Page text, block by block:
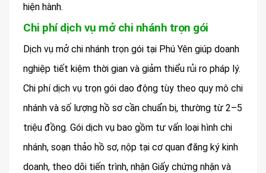
hiện hành.
Chi phí dịch vụ mở chi nhánh trọn gói
Dịch vụ mở chi nhánh trọn gói tại Phú Yên giúp doanh
nghiệp tiết kiệm thời gian và giảm thiểu rủi ro pháp lý.
Chi phí dịch vụ trọn gói dao động tùy theo quy mô chi
nhánh và số lượng hồ sơ cần chuẩn bị, thường từ 2–5
triệu đồng. Gói dịch vụ bao gồm tư vấn loại hình chi
nhánh, soạn thảo hồ sơ, nộp tại cơ quan đăng ký kinh
doanh, theo dõi tiến trình, nhận Giấy chứng nhận và